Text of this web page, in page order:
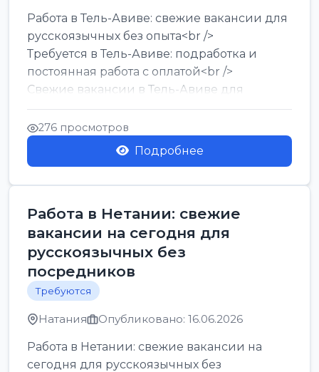
Работа в Тель-Авиве: свежие вакансии для
русскоязычных без опыта<br />
Требуется в Тель-Авиве: подработка и
постоянная работа с оплатой<br />
Свежие вакансии в Тель-Авиве для
мужчин и женщин от хозя...
276 просмотров
Подробнее
Работа в Нетании: свежие
вакансии на сегодня для
русскоязычных без
посредников
Требуются
Натания Опубликовано: 16.06.2026
Работа в Нетании: свежие вакансии на
сегодня для русскоязычных без